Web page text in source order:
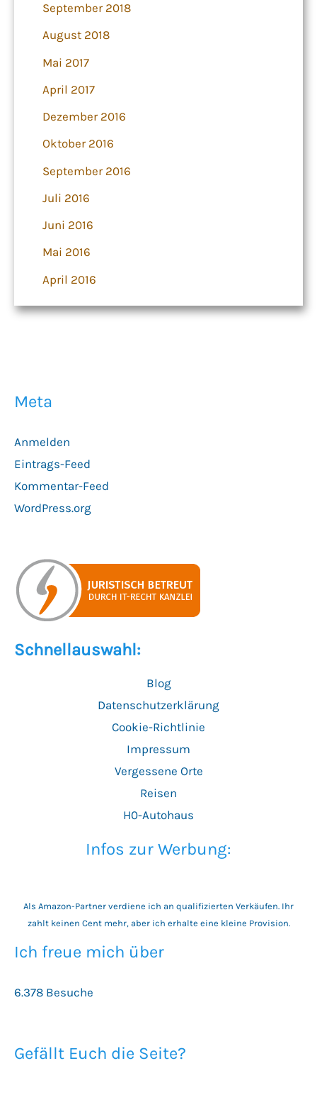
September 2018
August 2018
Mai 2017
April 2017
Dezember 2016
Oktober 2016
September 2016
Juli 2016
Juni 2016
Mai 2016
April 2016
Meta
Anmelden
Eintrags-Feed
Kommentar-Feed
WordPress.org
Schnellauswahl:
Blog
Datenschutzerklärung
Cookie-Richtlinie
Impressum
Vergessene Orte
Reisen
H0-Autohaus
Infos zur Werbung:
Als Amazon-Partner verdiene ich an qualifizierten Verkäufen. Ihr
zahlt keinen Cent mehr, aber ich erhalte eine kleine Provision.
Ich freue mich über
6.378 Besuche
Gefällt Euch die Seite?